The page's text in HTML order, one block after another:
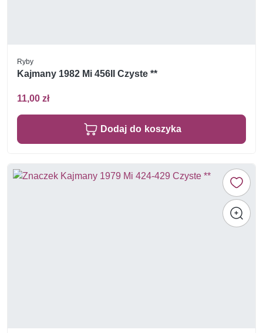
Ryby
Kajmany 1982 Mi 456II Czyste **
11,00 zł
Dodaj do koszyka